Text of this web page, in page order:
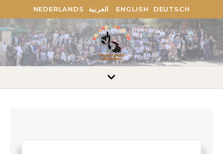
DEUTSCH
ENGLISH العربية NEDERLANDS